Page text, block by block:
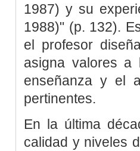
1987) y su
1988)" (p. 132).
el profesor
asigna valores a
enseñanza y el
pertinentes.
En la última
calidad y niveles